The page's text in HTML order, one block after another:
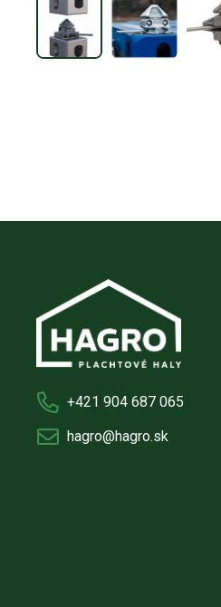
+421 904 687 065
hagro@hagro.sk